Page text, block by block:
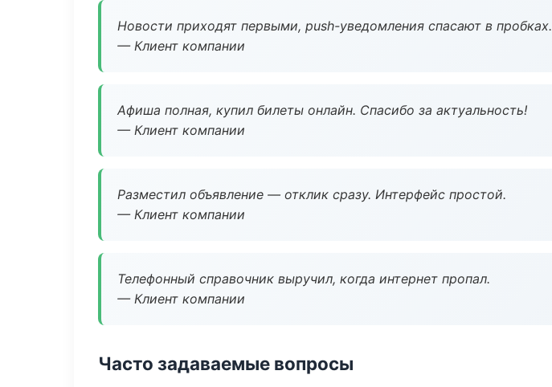
Новости приходят первыми, push-уведомления спасают в пробках.
— Клиент компании
Афиша полная, купил билеты онлайн. Спасибо за актуальность!
— Клиент компании
Разместил объявление — отклик сразу. Интерфейс простой.
— Клиент компании
Телефонный справочник выручил, когда интернет пропал.
— Клиент компании
Часто задаваемые вопросы